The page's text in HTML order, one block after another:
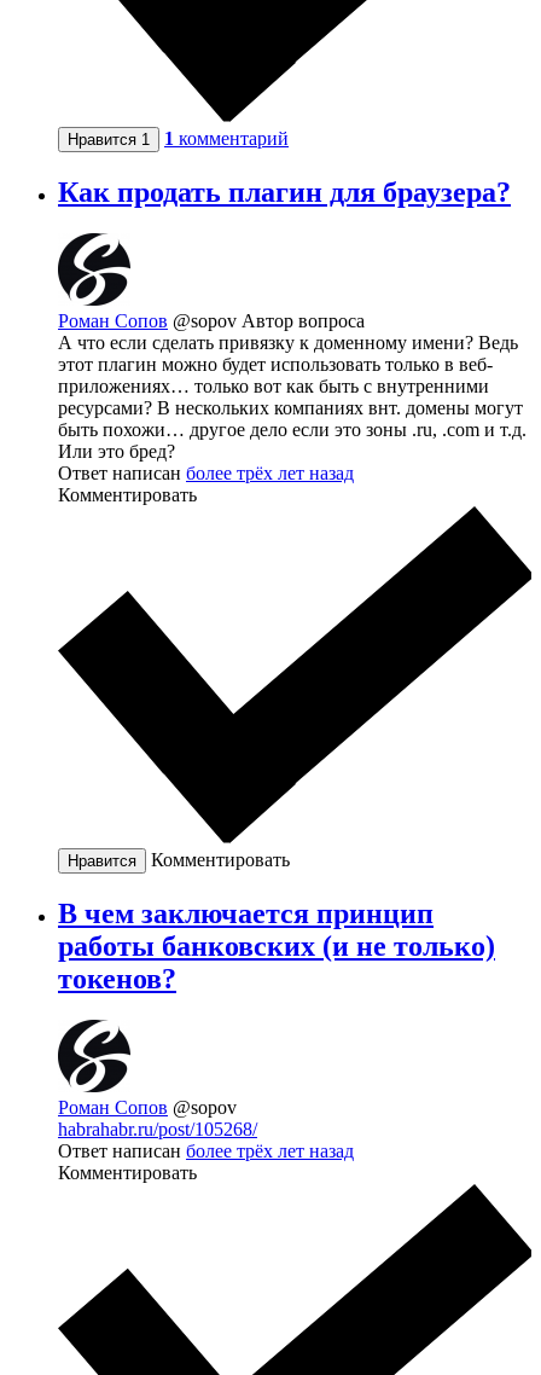
Нравится 1 1 комментарий
Как продать плагин для браузера?
Роман Сопов @sopov Автор вопроса
А что если сделать привязку к доменному имени? Ведь
этот плагин можно будет использовать только в веб-
приложениях… только вот как быть с внутренними
ресурсами? В нескольких компаниях внт. домены могут
быть похожи… другое дело если это зоны .ru, .com и т.д.
Или это бред?
Ответ написан более трёх лет назад
Комментировать
Нравится Комментировать
В чем заключается принцип
работы банковских (и не только)
токенов?
Роман Сопов @sopov
habrahabr.ru/post/105268/
Ответ написан более трёх лет назад
Комментировать